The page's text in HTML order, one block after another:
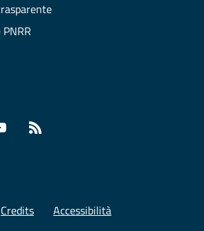
YouTube
Credits Accessibilità